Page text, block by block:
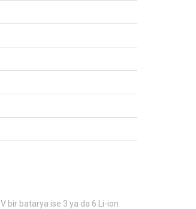
bir batarya ise 3 ya da 6 Li-ion